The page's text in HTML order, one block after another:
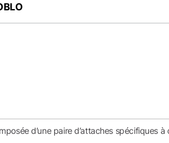
d’une paire d’attaches spécifiques